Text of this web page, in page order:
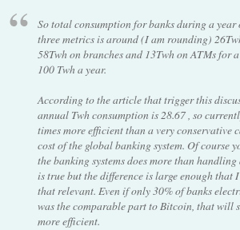
So total consumption for banks during a year
three metrics is around (I am rounding)
58Twh on branches and 13Twh on ATMs for
100 Twh a year.
According to the article that trigger this
annual Twh consumption is 28.67 , so
times more efficient than a very conservative
cost of the global banking system. Of course
the banking systems does more than
is true but the difference is large enough that
that relevant. Even if only 30% of banks
was the comparable part to Bitcoin, that will
more efficient.